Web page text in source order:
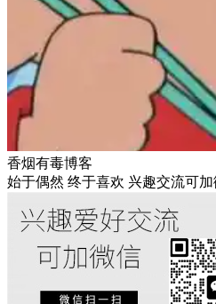
香烟有毒博客
始于偶然 终于喜欢 兴趣交流可加